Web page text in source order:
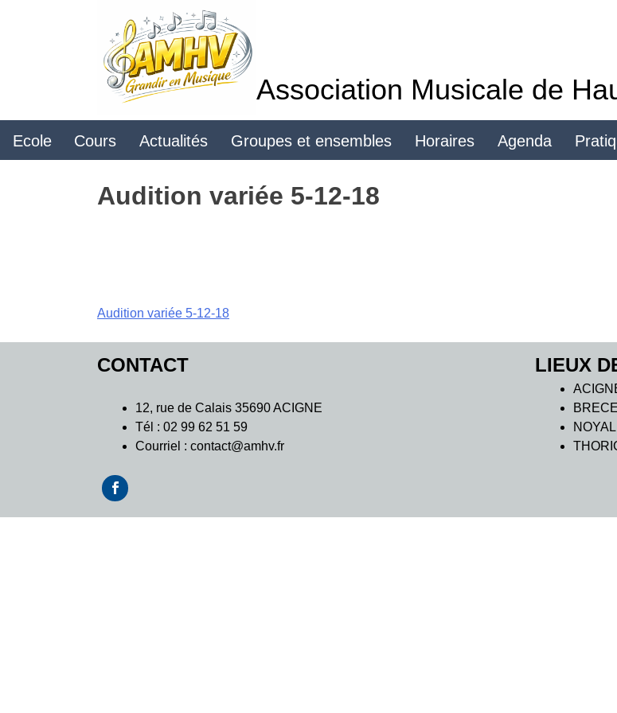
Association Musicale de
Ecole Cours Actualités Groupes et ensembles Horaires Agenda
Audition variée 5-12-18
Navigation
de
l’article
Audition variée 5-12-18
CONTACT
12, rue de Calais 35690 ACIGNE
Tél : 02 99 62 51 59
Courriel : contact@amhv.fr
LIEUX